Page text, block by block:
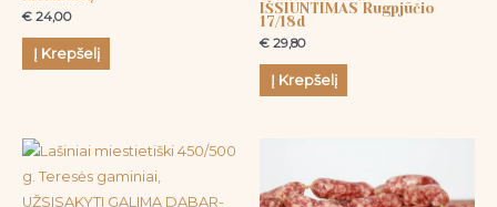
€ 24,00
Į Krepšelį
IŠSIUNTIMAS Rugpjūčio
17/18d
€ 29,80
Į Krepšelį